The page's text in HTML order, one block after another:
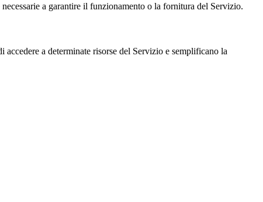
a garantire il funzionamento o la fornitura del Servizio.
a determinate risorse del Servizio e semplificano la